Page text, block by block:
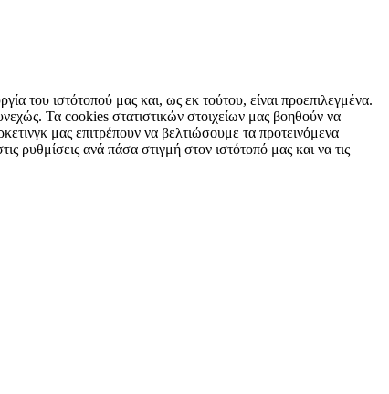
του ιστότοπού μας και, ως εκ τούτου, είναι προεπιλεγμένα.
Τα cookies στατιστικών στοιχείων μας βοηθούν να
μας επιτρέπουν να βελτιώσουμε τα προτεινόμενα
ρυθμίσεις ανά πάσα στιγμή στον ιστότοπό μας και να τις